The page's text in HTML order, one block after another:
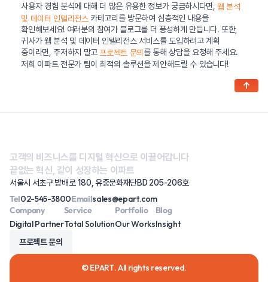
사용자 경험 분석에 대해 더 많은 유용한 정보가 궁금하시다면,웹 분석
및 데이터 인텔리전스카테고리를 방문하여 심층적인 내용을
확인해보세요! 여러분의 참여가 블로그를 더 풍성하게 만듭니다. 또한,
귀사가 웹 분석 및 데이터 인텔리전스 서비스를 도입하려고 계획
중이라면, 주저하지 말고 프로젝트 문의 를 통해 상담을 요청해 주세요.
저희 이파트 전문가 팀이 최적의 솔루션을 제안해드릴 수 있습니다!
고객의 비즈니스를 디지털 혁신으로 이끌어갑니다
끝없는 혁신, 같이 성장하는 이파트
서울시 서초구 방배로 180, 유중문화재단BD 205-206호
Tel02-545-3800Emailsales@epart.com
Company
Digital Partner
Service
Total Solution
Portfolio
Our Works
Blog
Insight
프로젝트 문의
© EPART. All rights reserved.
↑